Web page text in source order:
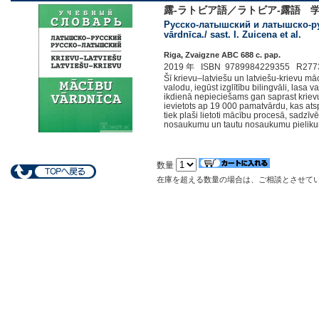
露-ラトビア語／ラトビア-露語
Русско-латышский и латышско-
vārdnīca./ sast. I. Zuicena et al.
Riga, Zvaigzne ABC 688 c. pap.
2019 年 ISBN 9789984229355
Šī krievu–latviešu un latviešu-krievu
valodu, iegūst izglītību bilingvāli, lasa
ikdienā nepieciešams gan saprast
ievietots ap 19 000 pamatvārdu, kas
tiek plaši lietoti mācību procesā,
nosaukumu un tautu nosaukumu
数量
在庫を超える数量の場合は、ご相談とさせて